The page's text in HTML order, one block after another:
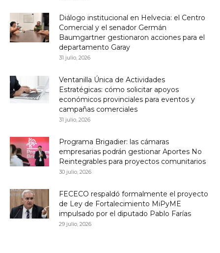
Diálogo institucional en Helvecia: el Centro
Comercial y el senador Germán
Baumgartner gestionaron acciones para el
departamento Garay
31 julio, 2026
Ventanilla Única de Actividades
Estratégicas: cómo solicitar apoyos
económicos provinciales para eventos y
campañas comerciales
31 julio, 2026
Programa Brigadier: las cámaras
empresarias podrán gestionar Aportes No
Reintegrables para proyectos comunitarios
30 julio, 2026
FECECO respaldó formalmente el proyecto
de Ley de Fortalecimiento MiPyME
impulsado por el diputado Pablo Farías
29 julio, 2026